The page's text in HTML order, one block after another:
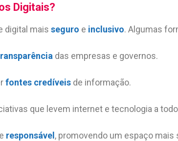
Digitais?
digital mais seguro e inclusivo. Algumas
das empresas e governos.
fontes credíveis de informação.
que levem internet e tecnologia a
e responsável , promovendo um espaço mais